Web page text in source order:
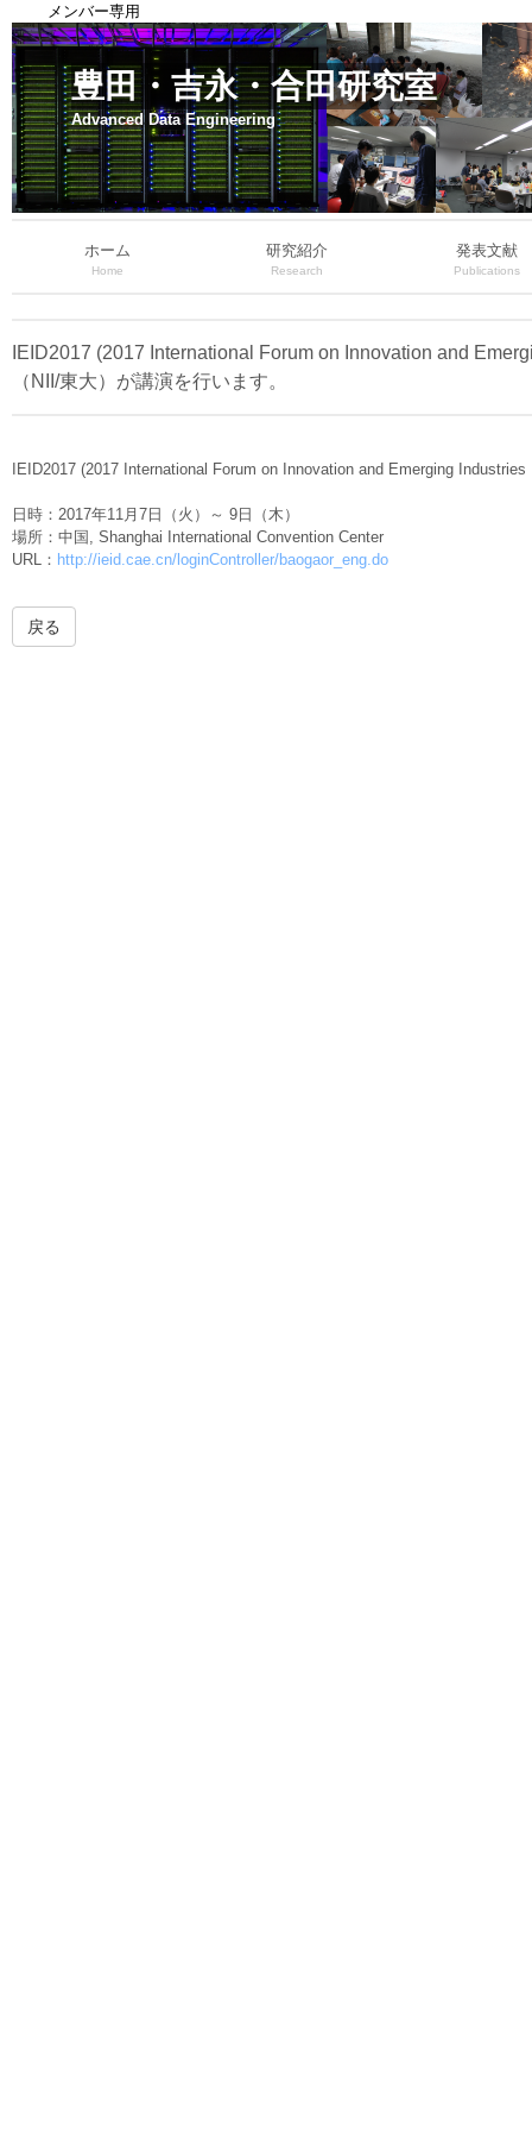
メンバー専用
豊田・吉永・合田研究室
Advanced Data Engineering
ホーム
Home
研究紹介
Research
発表文献
Publications
IEID2017 (2017 International Forum on Innovation and
（NII/東大）が講演を行います。
IEID2017 (2017 International Forum on Innovation and Emerging
日時：2017年11月7日（火）～ 9日（木）
場所：中国, Shanghai International Convention Center
URL： http://ieid.cae.cn/loginController/baogaor_eng.do
戻る